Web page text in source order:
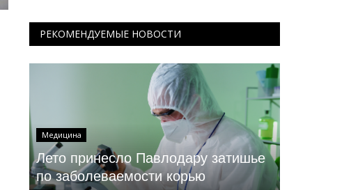
РЕКОМЕНДУЕМЫЕ НОВОСТИ
Медицина
Лето принесло Павлодару затишье
по заболеваемости корью